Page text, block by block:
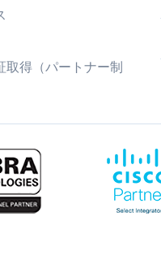
取得（パートナー制